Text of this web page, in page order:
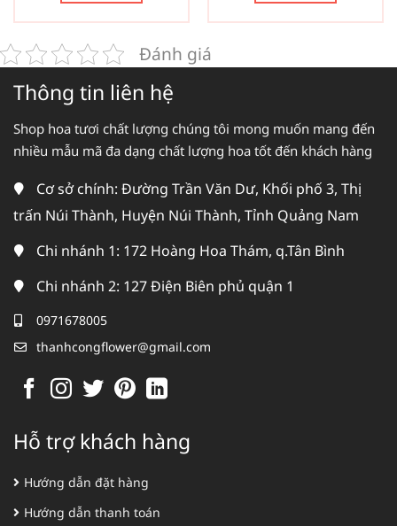
Đánh giá
Thông tin liên hệ
Shop hoa tươi chất lượng chúng tôi mong muốn mang đến
nhiều mẫu mã đa dạng chất lượng hoa tốt đến khách hàng
Cơ sở chính: Đường Trần Văn Dư, Khối phố 3, Thị
trấn Núi Thành, Huyện Núi Thành, Tỉnh Quảng Nam
Chi nhánh 1: 172 Hoàng Hoa Thám, q.Tân Bình
Chi nhánh 2: 127 Điện Biên phủ quận 1
0971678005
thanhcongflower@gmail.com
Hỗ trợ khách hàng
Hướng dẫn đặt hàng
Hướng dẫn thanh toán